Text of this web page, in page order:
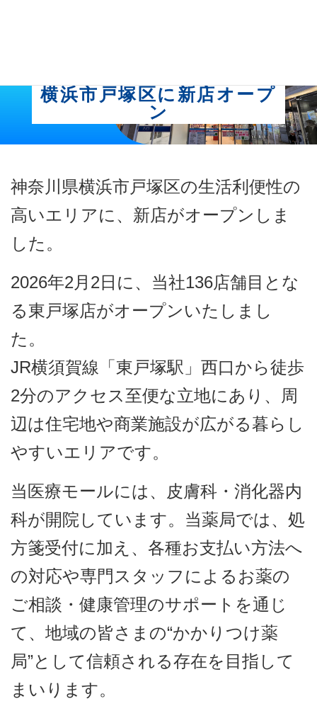
横浜市戸塚区に新店オープ
ン
神奈川県横浜市戸塚区の生活利便性の
高いエリアに、新店がオープンしま
した。
2026年2月2日に、当社136店舗目とな
る東戸塚店がオープンいたしまし
た。
JR横須賀線「東戸塚駅」西口から徒歩
2分のアクセス至便な立地にあり、周
辺は住宅地や商業施設が広がる暮らし
やすいエリアです。
当医療モールには、皮膚科・消化器内
科が開院しています。当薬局では、処
方箋受付に加え、各種お支払い方法へ
の対応や専門スタッフによるお薬の
ご相談・健康管理のサポートを通じ
て、地域の皆さまの“かかりつけ薬
局”として信頼される存在を目指して
まいります。